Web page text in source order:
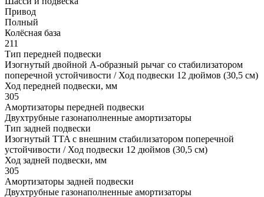
Привод
Полный
Колёсная база
211
Тип передней подвески
Изогнутый двойной А-образный рычаг со стабилизатором
поперечной устойчивости / Ход подвески 12 дюймов (30,5 см)
Ход передней подвески, мм
305
Амортизаторы передней подвески
Двухтрубные газонаполненные амортизаторы
Тип задней подвески
Изогнутый TTA с внешним стабилизатором поперечной
устойчивости / Ход подвески 12 дюймов (30,5 см)
Ход задней подвески, мм
305
Амортизаторы задней подвески
Двухтрубные газонаполненные амортизаторы